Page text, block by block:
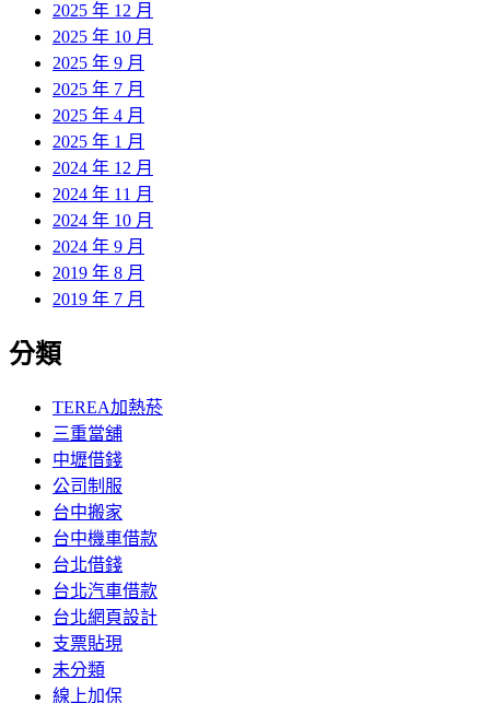
2025 年 12 月
2025 年 10 月
2025 年 9 月
2025 年 7 月
2025 年 4 月
2025 年 1 月
2024 年 12 月
2024 年 11 月
2024 年 10 月
2024 年 9 月
2019 年 8 月
2019 年 7 月
分類
TEREA加熱菸
三重當舖
中壢借錢
公司制服
台中搬家
台中機車借款
台北借錢
台北汽車借款
台北網頁設計
支票貼現
未分類
線上加保